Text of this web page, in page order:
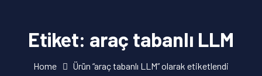
Etiket: araç tabanlı LLM
Home Ürün “araç tabanlı LLM” olarak etiketlendi